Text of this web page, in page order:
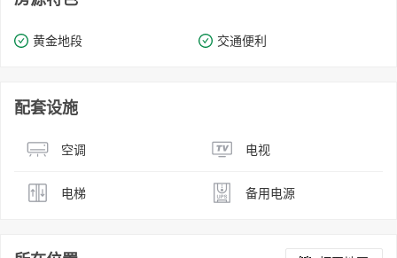
黄金地段 交通便利
配套设施
空调 电视
电梯 备用电源